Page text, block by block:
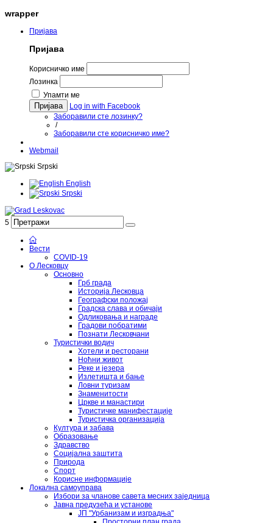
wrapper
Пријава
Пријава
Корисничко име
Лозинка
Упамти ме
Пријава
Log in with Facebook
Заборавили сте лозинку?
/
Заборавили сте корисничко име?
Webmail
Srpski
English
Srpski
5
Вести
COVID-19
О Лесковцу
Основно
Грб града
Историја Лесковца
Географски положај
Градска слава и обичаји
Одликовања и награде
Градови побратими
Познати Лесковчани
Туристички водич
Хотели и ресторани
Ноћни живот
Реке и језера
Излетишта и бање
Ловни туризам
Знаменитости
Цркве и манастири
Туристичке манифестације
Туристичка организација
Култура и забава
Образовање
Здравство
Социјална заштита
Природа
Спорт
Корисне информације
Локална самоуправа
Избори за чланове савета месних заједница
Јавна предузећа и установе
ЈП "Урбанизам и изградња"